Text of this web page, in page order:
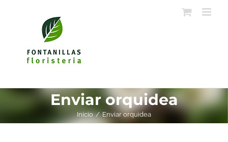
Enviar orquidea
Inicio Enviar orquidea